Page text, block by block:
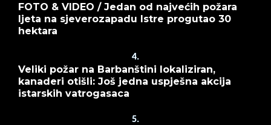
FOTO & VIDEO / Jedan od najvećih požara
ljeta na sjeverozapadu Istre progutao 30
hektara
4.
Veliki požar na Barbanštini lokaliziran,
kanaderi otišli: Još jedna uspješna akcija
istarskih vatrogasaca
5.